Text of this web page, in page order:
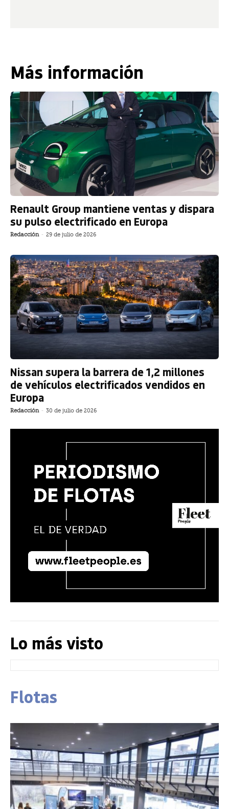
Más información
Renault Group mantiene ventas y dispara
su pulso electrificado en Europa
Redacción - 29 de julio de 2026
Nissan supera la barrera de 1,2 millones
de vehículos electrificados vendidos en
Europa
Redacción - 30 de julio de 2026
Lo más visto
Flotas